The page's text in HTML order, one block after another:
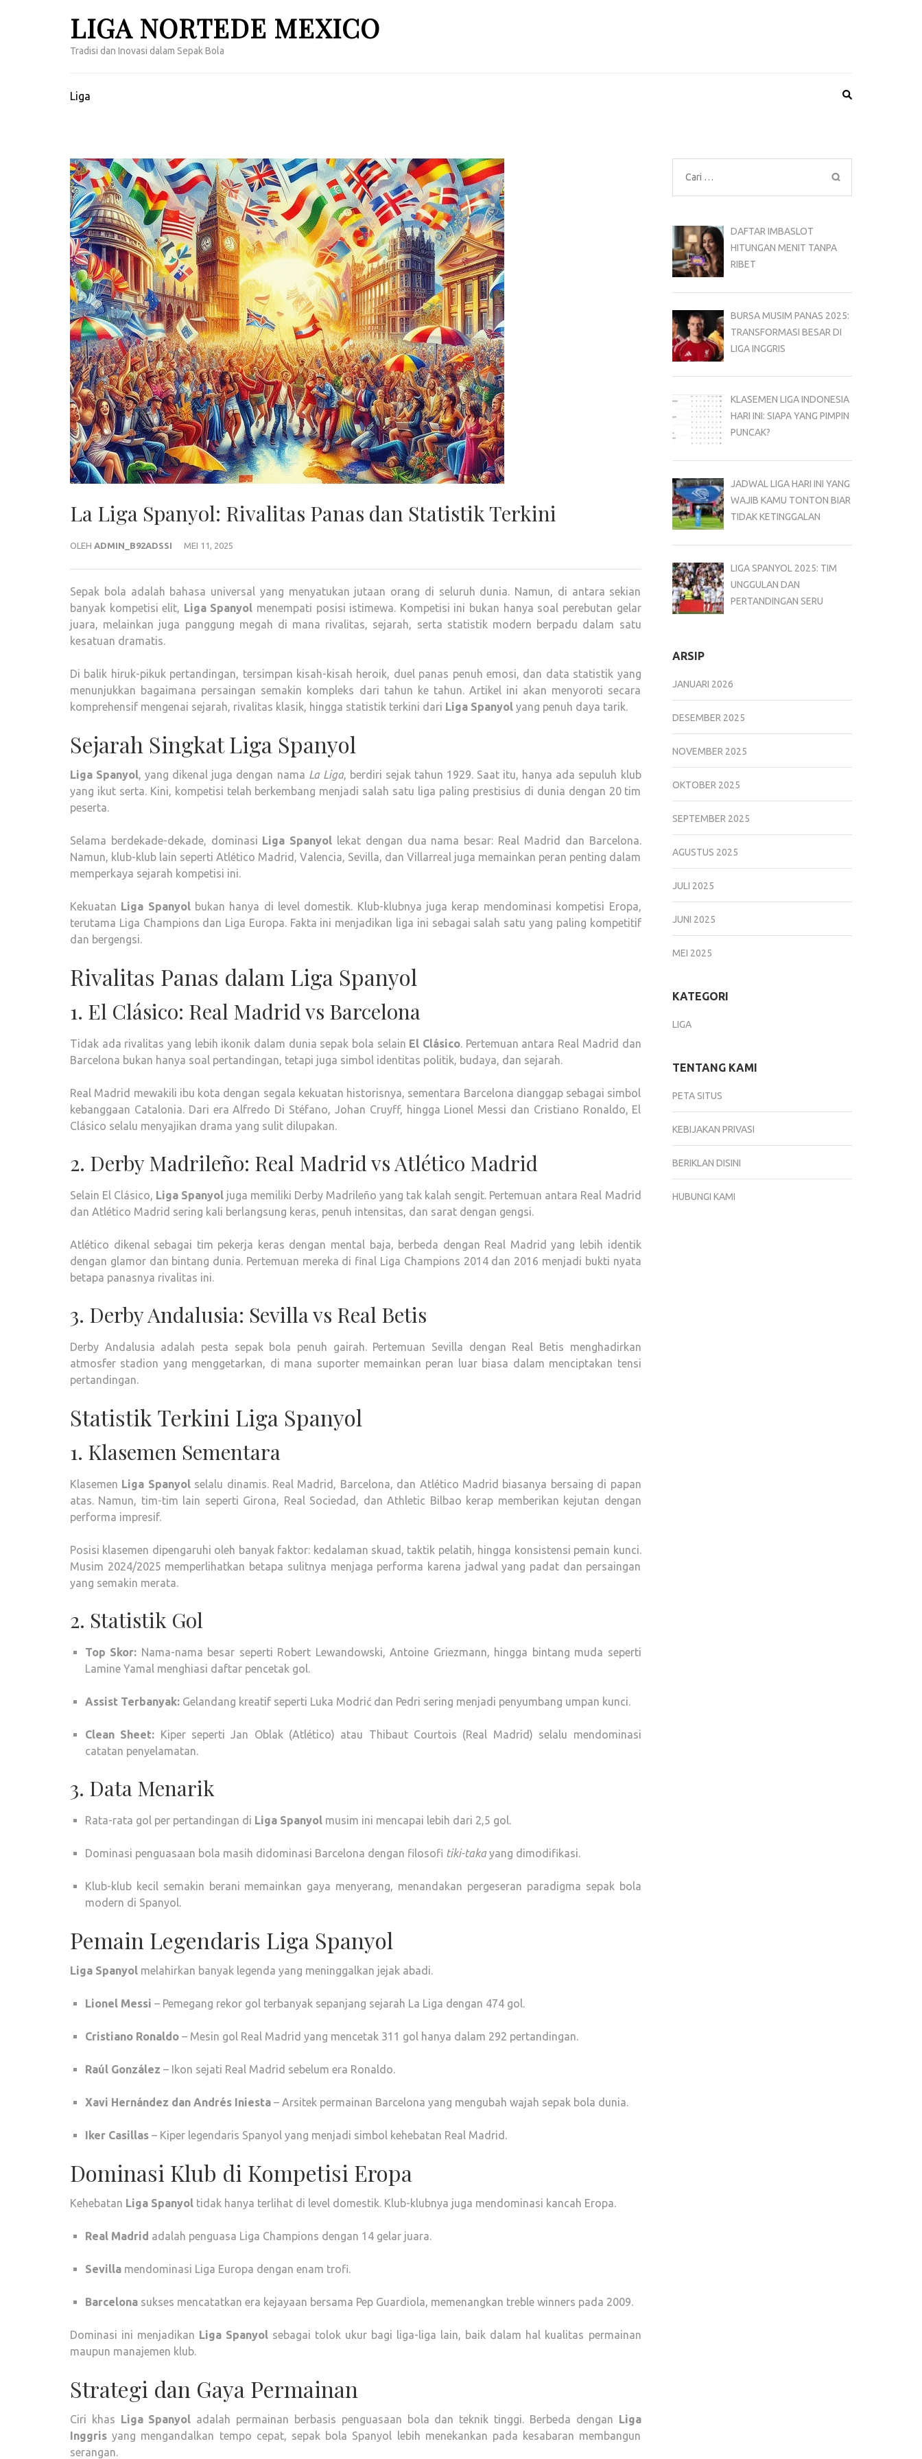
LIGA NORTEDE MEXICO
Tradisi dan Inovasi dalam Sepak Bola
Liga
La Liga Spanyol: Rivalitas Panas dan Statistik Terkini
OLEH ADMIN_B92ADSSI MEI 11, 2025
Sepak bola adalah bahasa universal yang menyatukan jutaan orang di seluruh dunia. Namun, di antara sekian
banyak kompetisi elit, Liga Spanyol menempati posisi istimewa. Kompetisi ini bukan hanya soal perebutan gelar
juara, melainkan juga panggung megah di mana rivalitas, sejarah, serta statistik modern berpadu dalam satu
kesatuan dramatis.
Di balik hiruk-pikuk pertandingan, tersimpan kisah-kisah heroik, duel panas penuh emosi, dan data statistik yang
menunjukkan bagaimana persaingan semakin kompleks dari tahun ke tahun. Artikel ini akan menyoroti secara
komprehensif mengenai sejarah, rivalitas klasik, hingga statistik terkini dari Liga Spanyol yang penuh daya tarik.
Sejarah Singkat Liga Spanyol
Liga Spanyol, yang dikenal juga dengan nama La Liga, berdiri sejak tahun 1929. Saat itu, hanya ada sepuluh klub
yang ikut serta. Kini, kompetisi telah berkembang menjadi salah satu liga paling prestisius di dunia dengan 20 tim
peserta.
Selama berdekade-dekade, dominasi Liga Spanyol lekat dengan dua nama besar: Real Madrid dan Barcelona.
Namun, klub-klub lain seperti Atlético Madrid, Valencia, Sevilla, dan Villarreal juga memainkan peran penting dalam
memperkaya sejarah kompetisi ini.
Kekuatan Liga Spanyolbukan hanya di level domestik. Klub-klubnya juga kerap mendominasi kompetisi Eropa,
terutama Liga Champions dan Liga Europa. Fakta ini menjadikan liga ini sebagai salah satu yang paling kompetitif
dan bergengsi.
Rivalitas Panas dalam Liga Spanyol
1. El Clásico: Real Madrid vs Barcelona
Tidak ada rivalitas yang lebih ikonik dalam dunia sepak bola selain El Clásico. Pertemuan antara Real Madrid dan
Barcelona bukan hanya soal pertandingan, tetapi juga simbol identitas politik, budaya, dan sejarah.
Real Madrid mewakili ibu kota dengan segala kekuatan historisnya, sementara Barcelona dianggap sebagai simbol
kebanggaan Catalonia. Dari era Alfredo Di Stéfano, Johan Cruyff, hingga Lionel Messi dan Cristiano Ronaldo, El
Clásico selalu menyajikan drama yang sulit dilupakan.
2. Derby Madrileño: Real Madrid vs Atlético Madrid
Selain El Clásico, Liga Spanyol juga memiliki Derby Madrileño yang tak kalah sengit. Pertemuan antara Real Madrid
dan Atlético Madrid sering kali berlangsung keras, penuh intensitas, dan sarat dengan gengsi.
Atlético dikenal sebagai tim pekerja keras dengan mental baja, berbeda dengan Real Madrid yang lebih identik
dengan glamor dan bintang dunia. Pertemuan mereka di final Liga Champions 2014 dan 2016 menjadi bukti nyata
betapa panasnya rivalitas ini.
3. Derby Andalusia: Sevilla vs Real Betis
Derby Andalusia adalah pesta sepak bola penuh gairah. Pertemuan Sevilla dengan Real Betis menghadirkan
atmosfer stadion yang menggetarkan, di mana suporter memainkan peran luar biasa dalam menciptakan tensi
pertandingan.
Statistik Terkini Liga Spanyol
1. Klasemen Sementara
Klasemen Liga Spanyolselalu dinamis. Real Madrid, Barcelona, dan Atlético Madrid biasanya bersaing di papan
atas. Namun, tim-tim lain seperti Girona, Real Sociedad, dan Athletic Bilbao kerap memberikan kejutan dengan
performa impresif.
Posisi klasemen dipengaruhi oleh banyak faktor: kedalaman skuad, taktik pelatih, hingga konsistensi pemain kunci.
Musim 2024/2025 memperlihatkan betapa sulitnya menjaga performa karena jadwal yang padat dan persaingan
yang semakin merata.
2. Statistik Gol
Top Skor: Nama-nama besar seperti Robert Lewandowski, Antoine Griezmann, hingga bintang muda seperti
Lamine Yamal menghiasi daftar pencetak gol.
Assist Terbanyak: Gelandang kreatif seperti Luka Modrić dan Pedri sering menjadi penyumbang umpan kunci.
Clean Sheet: Kiper seperti Jan Oblak (Atlético) atau Thibaut Courtois (Real Madrid) selalu mendominasi
catatan penyelamatan.
3. Data Menarik
Rata-rata gol per pertandingan di Liga Spanyol musim ini mencapai lebih dari 2,5 gol.
Dominasi penguasaan bola masih didominasi Barcelona dengan filosofi tiki-taka yang dimodifikasi.
Klub-klub kecil semakin berani memainkan gaya menyerang, menandakan pergeseran paradigma sepak bola
modern di Spanyol.
Pemain Legendaris Liga Spanyol
Liga Spanyol melahirkan banyak legenda yang meninggalkan jejak abadi.
Lionel Messi – Pemegang rekor gol terbanyak sepanjang sejarah La Liga dengan 474 gol.
Cristiano Ronaldo – Mesin gol Real Madrid yang mencetak 311 gol hanya dalam 292 pertandingan.
Raúl González – Ikon sejati Real Madrid sebelum era Ronaldo.
Xavi Hernández dan Andrés Iniesta – Arsitek permainan Barcelona yang mengubah wajah sepak bola dunia.
Iker Casillas – Kiper legendaris Spanyol yang menjadi simbol kehebatan Real Madrid.
Dominasi Klub di Kompetisi Eropa
Kehebatan Liga Spanyol tidak hanya terlihat di level domestik. Klub-klubnya juga mendominasi kancah Eropa.
Real Madrid adalah penguasa Liga Champions dengan 14 gelar juara.
Sevilla mendominasi Liga Europa dengan enam trofi.
Barcelona sukses mencatatkan era kejayaan bersama Pep Guardiola, memenangkan treble winners pada 2009.
Dominasi ini menjadikan Liga Spanyol sebagai tolok ukur bagi liga-liga lain, baik dalam hal kualitas permainan
maupun manajemen klub.
Strategi dan Gaya Permainan
Ciri khas Liga Spanyol adalah permainan berbasis penguasaan bola dan teknik tinggi. Berbeda dengan Liga
Inggris yang mengandalkan tempo cepat, sepak bola Spanyol lebih menekankan pada kesabaran membangun
serangan.
Cari
untuk:
DAFTAR IMBASLOT
HITUNGAN MENIT TANPA
RIBET
BURSA MUSIM PANAS 2025:
TRANSFORMASI BESAR DI
LIGA INGGRIS
KLASEMEN LIGA INDONESIA
HARI INI: SIAPA YANG PIMPIN
PUNCAK?
JADWAL LIGA HARI INI YANG
WAJIB KAMU TONTON BIAR
TIDAK KETINGGALAN
LIGA SPANYOL 2025: TIM
UNGGULAN DAN
PERTANDINGAN SERU
ARSIP
JANUARI 2026
DESEMBER 2025
NOVEMBER 2025
OKTOBER 2025
SEPTEMBER 2025
AGUSTUS 2025
JULI 2025
JUNI 2025
MEI 2025
KATEGORI
LIGA
TENTANG KAMI
PETA SITUS
KEBIJAKAN PRIVASI
BERIKLAN DISINI
HUBUNGI KAMI